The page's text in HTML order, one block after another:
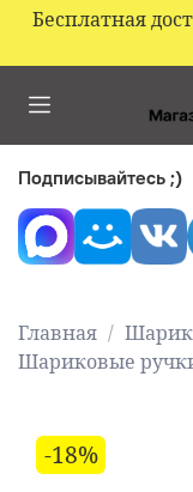
Бесплатная
Главная
Шариковые
-18%
Подписывайтесь ;)